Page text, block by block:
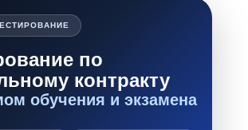
по
контракту
обучения и экзамена